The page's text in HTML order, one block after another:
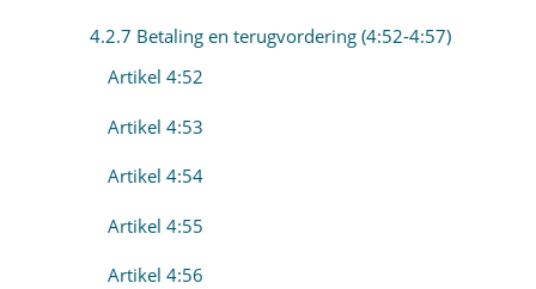
4.2.7 Betaling en terugvordering (4:52-4:57)
Artikel 4:52
Artikel 4:53
Artikel 4:54
Artikel 4:55
Artikel 4:56